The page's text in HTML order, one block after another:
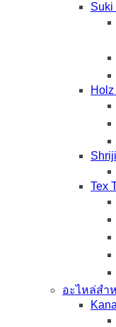
Suki
Tex
อะไหล่สำ